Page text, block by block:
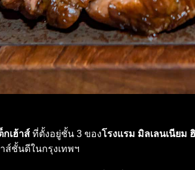
กเฮ้าส์ ที่ตั้งอยู่ชั้น 3 ของโรงแรม มิลเลนเนียม
ส์ชั้นดีในกรุงเทพฯ